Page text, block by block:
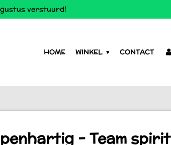
verstuurd!
HOME WINKEL CONTACT
- Team spirit